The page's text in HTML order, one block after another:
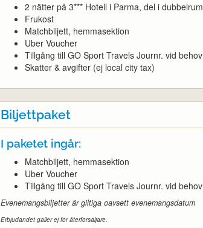
2 nätter på 3*** Hotell i Parma, del i dubbelrum
Frukost
Matchbiljett, hemmasektion
Uber Voucher
Tillgång till GO Sport Travels Journr. vid behov
Skatter & avgifter (ej local city tax)
Biljettpaket
I paketet ingår:
Matchbiljett, hemmasektion
Uber Voucher
Tillgång till GO Sport Travels Journr. vid behov
Evenemangsbiljetter är giltiga oavsett evenemangsdatum
Erbjudandet gäller ej för återförsäljare.